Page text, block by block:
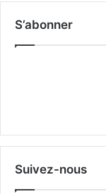
S’abonner
Suivez-nous